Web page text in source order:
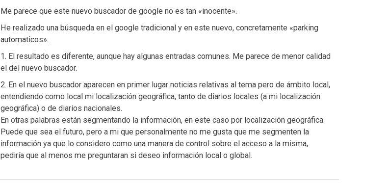
Me parece que este nuevo buscador de google no es tan «inocente».
He realizado una búsqueda en el google tradicional y en este nuevo, concretamente «parking
automaticos».
1. El resultado es diferente, aunque hay algunas entradas comunes. Me parece de menor calidad
el del nuevo buscador.
2. En el nuevo buscador aparecen en primer lugar noticias relativas al tema pero de ámbito local,
entendiendo como local mi localización geográfica, tanto de diarios locales (a mi localización
geográfica) o de diarios nacionales.
En otras palabras están segmentando la información, en este caso por localización geográfica.
Puede que sea el futuro, pero a mi que personalmente no me gusta que me segmenten la
información ya que lo considero como una manera de control sobre el acceso a la misma,
pediría que al menos me preguntaran si deseo información local o global.